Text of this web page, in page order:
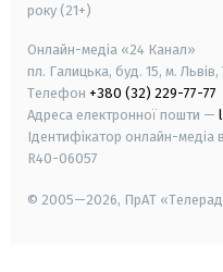
року (21+)
Онлайн-медіа «24 Канал»
пл. Галицька, буд. 15, м.
Телефон +380 (32) 229-77-77
Адреса електронної пошти —
Ідентифікатор онлайн-медіа
R40-06057
© 2005—2026, ПрАТ